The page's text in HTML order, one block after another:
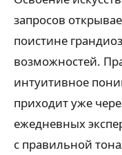
запросов
поистине
возможностей.
интуитивное
приходит уже
ежедневных
с правильной